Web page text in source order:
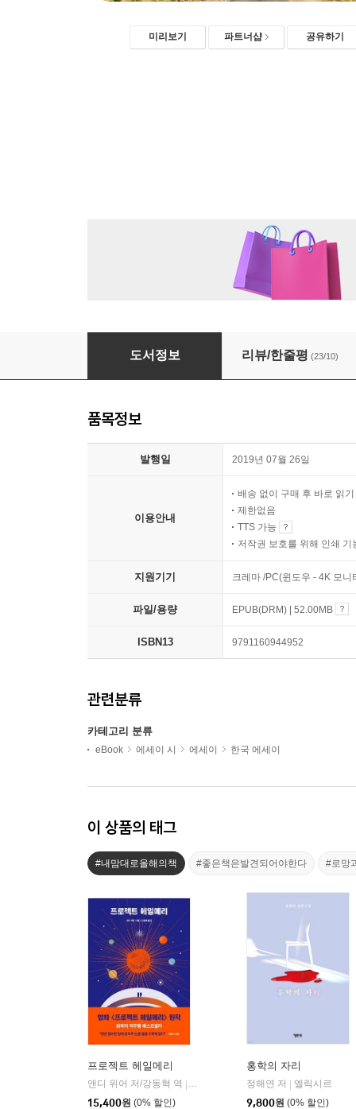
미리보기 파트너샵 공유하기
환타지 없는 여행
도서정보 리뷰/한줄평 (23/10)
품목정보
발행일 2019년 07월 26일
이용안내
배송 없이 구매 후 바로 읽기
제한없음
TTS 가능
저작권 보호를 위해 인쇄 기
지원기기 크레마 /PC(윈도우 - 4K 모
파일/용량 EPUB(DRM) | 52.00MB
ISBN13 9791160944952
관련분류
카테고리 분류
eBook 에세이 시 에세이 한국 에세이
이 상품의 태그
#내맘대로올해의책 #좋은책은발견되어야한다 #로망
프로젝트 헤일메리
앤디 위어 저/강동혁 역 |
알에이치코리아(RHK)
15,400원 (0% 할인)
홍학의 자리
정해연 저 | 엘릭시르
9,800원 (0% 할인)